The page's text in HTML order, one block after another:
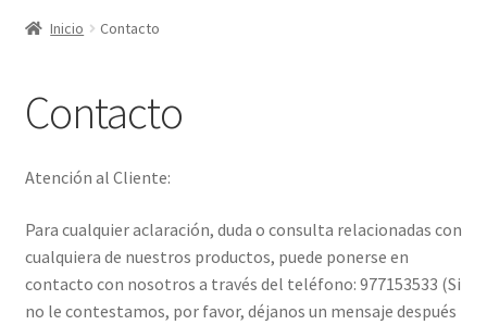
Contacto
ENOVA
FAQ
Finalizar compra
Inicio Contacto
Contacto
Atención al Cliente:
Para cualquier aclaración, duda o consulta relacionadas con
cualquiera de nuestros productos, puede ponerse en
contacto con nosotros a través del teléfono: 977153533 (Si
no le contestamos, por favor, déjanos un mensaje después